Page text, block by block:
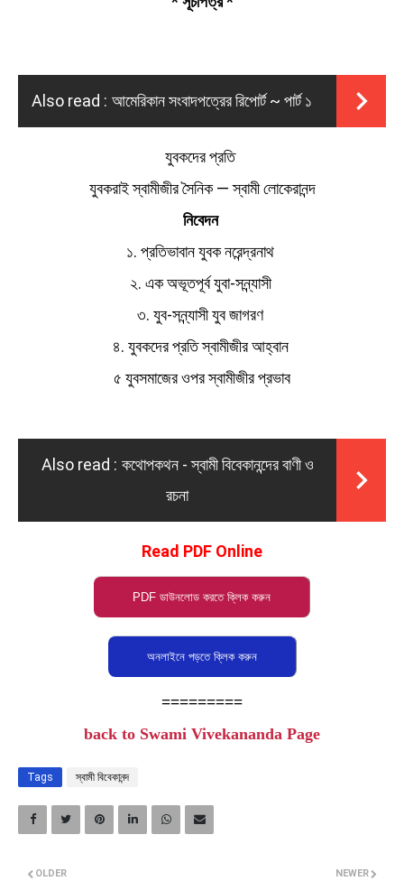
Also read : আমেরিকান সংবাদপত্রের রিপোর্ট ~ পার্ট ১
যুবকদের প্রতি
যুবকরাই স্বামীজীর সৈনিক — স্বামী লােকেরানন্দ
নিবেদন
১. প্রতিভাবান যুবক নরেন্দ্রনাথ
২. এক অভূতপূর্ব যুবা-সন্ন্যাসী
৩. যুব-সন্ন্যাসী যুব জাগরণ
৪. যুবকদের প্রতি স্বামীজীর আহ্বান
৫ যুবসমাজের ওপর স্বামীজীর প্রভাব
Also read : কথোপকথন - স্বামী বিবেকানন্দের বাণী ও
রচনা
Read PDF Online
=========
back to Swami Vivekananda Page
Tags স্বামী বিবেকানন্দ
NEWER
OLDER